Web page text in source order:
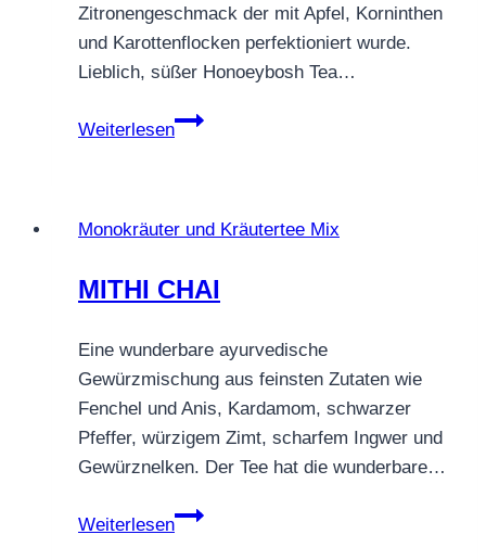
Zitronengeschmack der mit Apfel, Korninthen
und Karottenflocken perfektioniert wurde.
Lieblich, süßer Honoeybosh Tea…
Weiterlesen
KRÄUTERTEE
Monokräuter und Kräutertee Mix
MITHI CHAI
Eine wunderbare ayurvedische
Gewürzmischung aus feinsten Zutaten wie
Fenchel und Anis, Kardamom, schwarzer
Pfeffer, würzigem Zimt, scharfem Ingwer und
Gewürznelken. Der Tee hat die wunderbare…
Weiterlesen
MITHI